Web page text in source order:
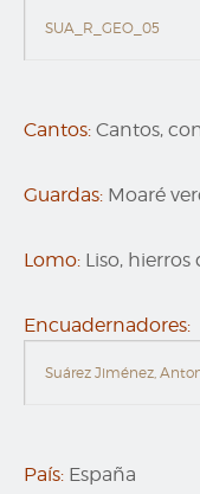
SUA_R_GEO_05
Cantos: Cantos,
Guardas: Moaré
Lomo: Liso, hierros
Encuadernadores:
Suárez Jiménez,
País: España